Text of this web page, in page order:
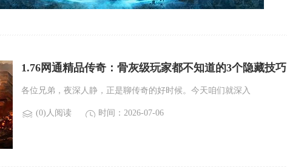
1.76网通精品传奇：骨灰级玩家都不知道的3个隐藏技巧
各位兄弟，夜深人静，正是聊传奇的好时候。今天咱们就深入
(0)人阅读 时间：2026-07-06